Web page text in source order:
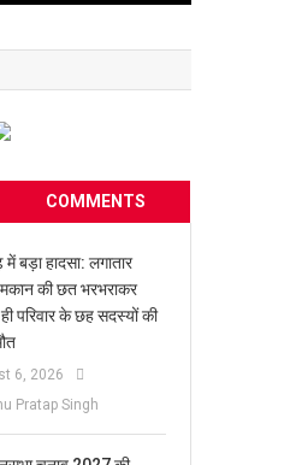
COMMENTS
में बड़ा हादसा: लगातार
मकान की छत भरभराकर
ही परिवार के छह सदस्यों की
6, 2026
Pratap Singh